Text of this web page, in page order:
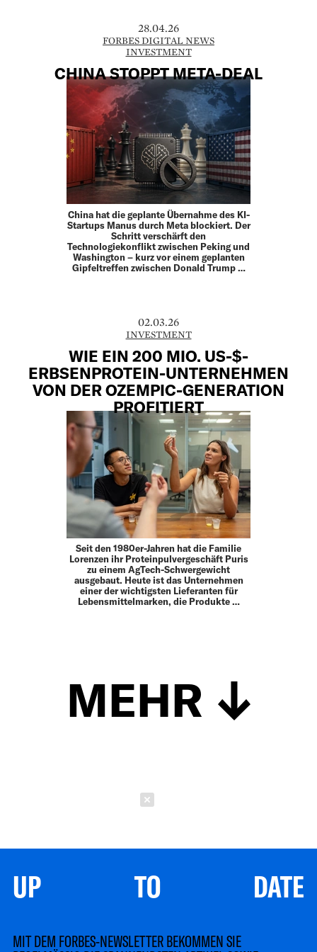
28.04.26
FORBES DIGITAL NEWS
INVESTMENT
CHINA STOPPT META-DEAL
China hat die geplante Übernahme des KI-
Startups Manus durch Meta blockiert. Der
Schritt verschärft den
Technologiekonflikt zwischen Peking und
Washington – kurz vor einem geplanten
Gipfeltreffen zwischen Donald Trump …
02.03.26
INVESTMENT
WIE EIN 200 MIO. US-$-
ERBSENPROTEIN-UNTERNEHMEN
VON DER OZEMPIC-GENERATION
PROFITIERT
Seit den 1980er-Jahren hat die Familie
Lorenzen ihr Proteinpulvergeschäft Puris
zu einem AgTech-Schwergewicht
ausgebaut. Heute ist das Unternehmen
einer der wichtigsten Lieferanten für
Lebensmittelmarken, die Produkte …
MEHR
UP TO DATE
MIT DEM FORBES-NEWSLETTER BEKOMMEN SIE